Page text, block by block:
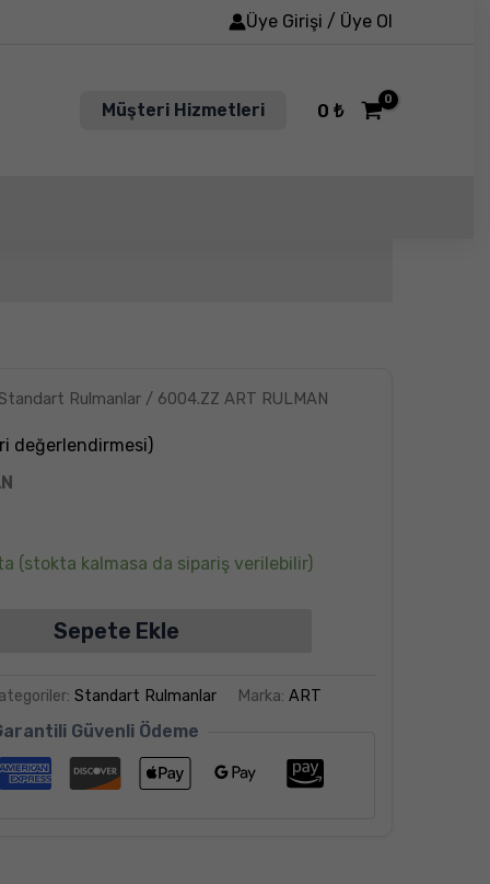
Üye Girişi / Üye Ol
Müşteri Hizmetleri 0₺
Rulmanlar/ 6004.ZZ ART RULMAN
değerlendirmesi)
(stokta kalmasa da sipariş verilebilir)
Sepete Ekle
Standart Rulmanlar Marka: ART
Güvenli Ödeme